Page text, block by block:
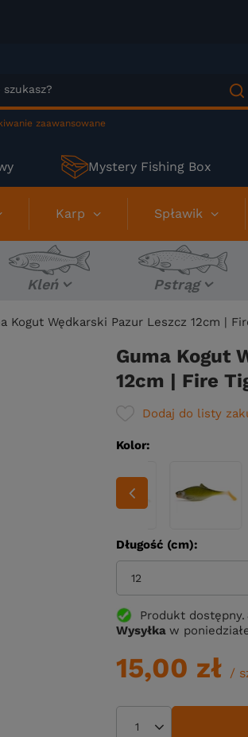
zaawansowane
Mystery Fishing Box
Karp Spławik
Kleń Pstrąg
Kogut Wędkarski Pazur Leszcz 12cm |
Guma Kogut
12cm | Fire
Dodaj do listy
Kolor
Długość (cm)
12
Produkt dostępny
Wysyłka w
15,00 zł /